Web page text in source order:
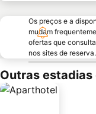
Os preços e a
mudam
ofertas que
nos sites de reserva.
Outras estadias